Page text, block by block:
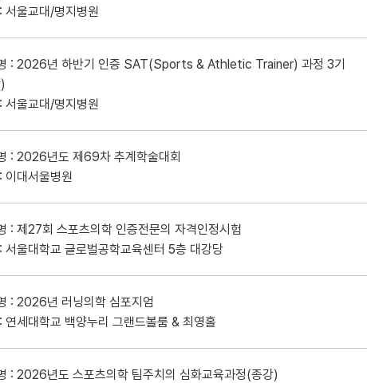
서울교대/명지병원
: 2026년 하반기 인증 SAT(Sports & Athletic Trainer) 과정 3기
서울교대/명지병원
: 2026년도 제69차 추계학술대회
이대서울병원
: 제27회 스포츠의학 인증전문의 자격인정시험
서울대학교 글로벌공학교육센터 5층 대강당
: 2026년 러닝의학 심포지엄
연세대학교 백양누리 그랜드볼룸 & 최영홀
: 2026년도 스포츠의학 팀주치의 심화교육과정(종강)